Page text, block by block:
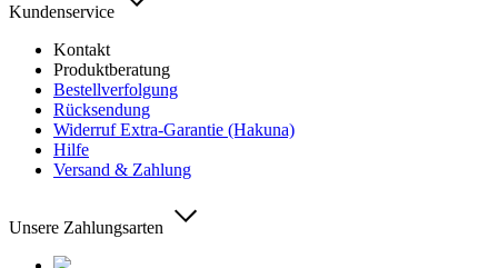
Kundenservice
Kontakt
Produktberatung
Bestellverfolgung
Rücksendung
Widerruf Extra-Garantie (Hakuna)
Hilfe
Versand & Zahlung
Unsere Zahlungsarten